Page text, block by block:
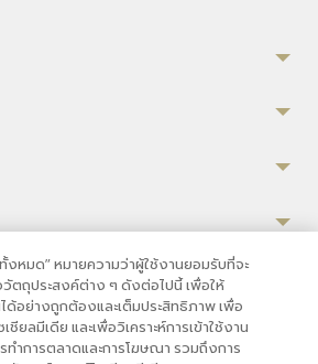
| เงื่อนไขการใช้งาน
นโยบายคุกกี้
งพยาบาลบำรุงราษฎร์ในกรุงเทพ
หมด” หมายความว่าผู้ใช้งานยอมรับที่จะ
วัตถุประสงค์ต่าง ๆ ดังต่อไปนี้ เพื่อให้
ด้อย่างถูกต้องและเต็มประสิทธิภาพ เพื่อ
ยลมีเดีย และเพื่อวิเคราะห์การเข้าใช้งาน
ทำการตลาดและการโฆษณา รวมถึงการ